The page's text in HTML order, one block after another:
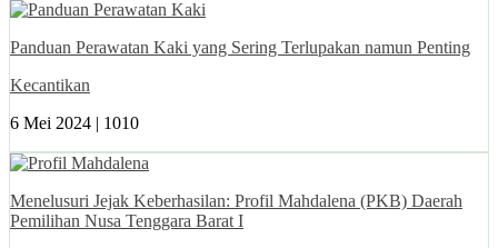
Panduan Perawatan Kaki yang Sering Terlupakan namun Penting
Kecantikan
6 Mei 2024 | 1010
Menelusuri Jejak Keberhasilan: Profil Mahdalena (PKB) Daerah
Pemilihan Nusa Tenggara Barat I